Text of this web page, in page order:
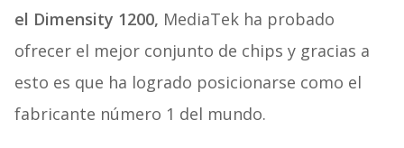
el Dimensity 1200, MediaTek ha probado
ofrecer el mejor conjunto de chips y gracias a
esto es que ha logrado posicionarse como el
fabricante número 1 del mundo.